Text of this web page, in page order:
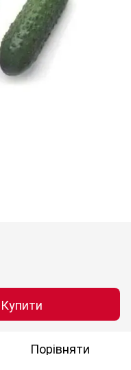
Купити
Порівняти